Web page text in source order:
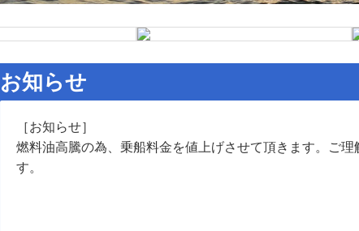
お知らせ
［お知らせ］
燃料油高騰の為、乗船料金を値上げさせて頂きます。ご理
す。